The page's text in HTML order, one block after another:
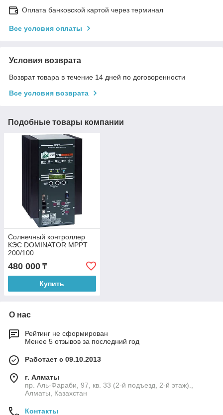
Оплата банковской картой через терминал
Все условия оплаты
Условия возврата
Возврат товара в течение 14 дней по договоренности
Все условия возврата
Подобные товары компании
Солнечный контроллер
КЭС DOMINATOR MPPT
200/100
480 000 ₸
Купить
О нас
Рейтинг не сформирован
Менее 5 отзывов за последний год
Работает с 09.10.2013
г. Алматы
пр. Аль-Фараби, 97, кв. 33 (2-й подъезд, 2-й этаж).,
Алматы, Казахстан
Контакты